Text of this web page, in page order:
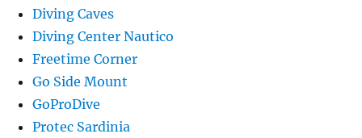
Diving Caves
Diving Center Nautico
Freetime Corner
Go Side Mount
GoProDive
Protec Sardinia